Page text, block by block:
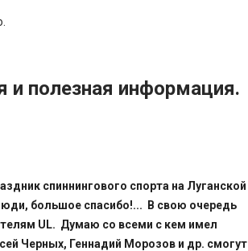
и полезная информация.
спиннингового спорта на Луганской
большое спасибо!... В свою очередь
UL. Думаю со всеми с кем имел
Черных, Геннадий Морозов и др. смогут